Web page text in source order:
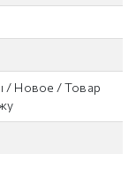
/ Новое / Товар